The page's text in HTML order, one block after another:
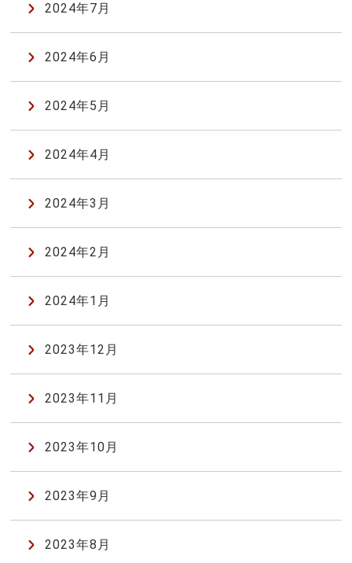
2024年7月
2024年6月
2024年5月
2024年4月
2024年3月
2024年2月
2024年1月
2023年12月
2023年11月
2023年10月
2023年9月
2023年8月